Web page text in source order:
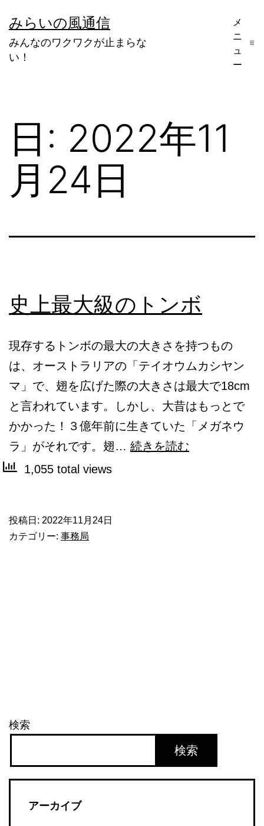
ン
テ
みらいの風通信
みんなのワクワクが止まらな
い！
メ
ニ
ュ
ー
日: 2022年11
月24日
史上最大級のトンボ
現存するトンボの最大の大きさを持つもの
は、オーストラリアの「テイオウムカシヤン
マ」で、翅を広げた際の大きさは最大で18cm
と言われています。しかし、大昔はもっとで
かかった！３億年前に生きていた「メガネウ
ラ」がそれです。翅… 続きを読む
1,055 total views
投稿日: 2022年11月24日
カテゴリー: 事務局
検索
検索
アーカイブ